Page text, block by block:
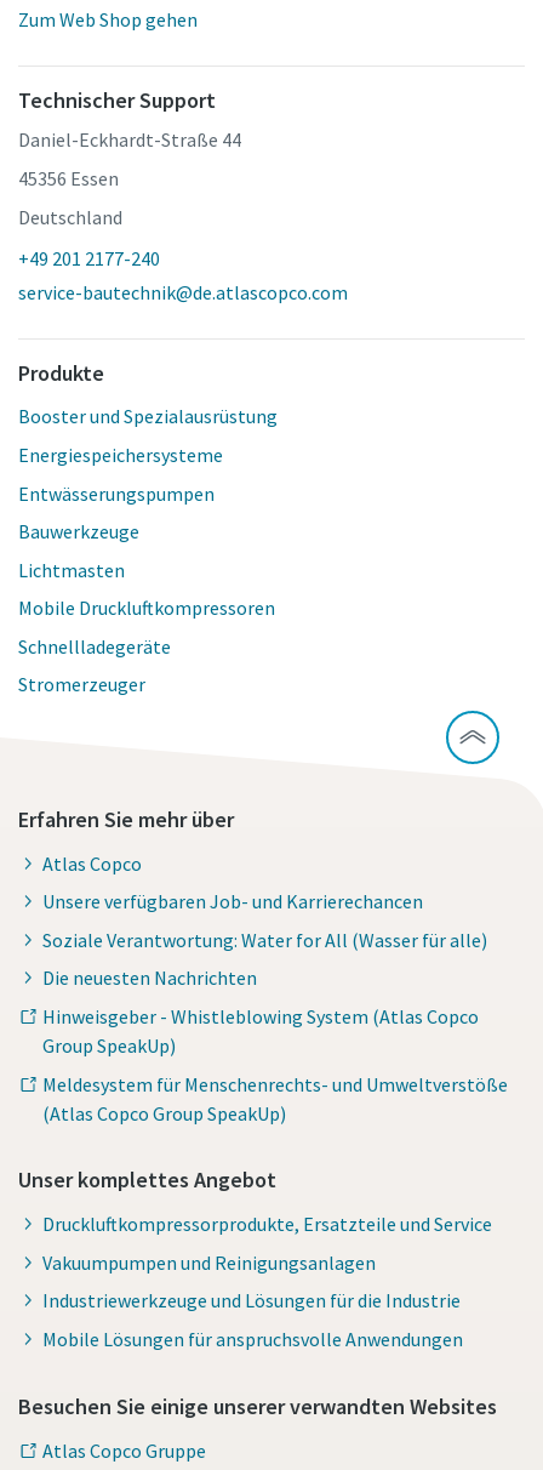
Zum Web Shop gehen
Technischer Support
Daniel-Eckhardt-Straße 44
45356 Essen
Deutschland
+49 201 2177-240
service-bautechnik@de.atlascopco.com
Produkte
Booster und Spezialausrüstung
Energiespeichersysteme
Entwässerungspumpen
Bauwerkzeuge
Lichtmasten
Mobile Druckluftkompressoren
Schnellladegeräte
Stromerzeuger
Erfahren Sie mehr über
Atlas Copco
Unsere verfügbaren Job- und Karrierechancen
Soziale Verantwortung: Water for All (Wasser für alle)
Die neuesten Nachrichten
Hinweisgeber - Whistleblowing System (Atlas Copco
Group SpeakUp)
Meldesystem für Menschenrechts- und Umweltverstöße
(Atlas Copco Group SpeakUp)
Unser komplettes Angebot
Druckluftkompressorprodukte, Ersatzteile und Service
Vakuumpumpen und Reinigungsanlagen
Industriewerkzeuge und Lösungen für die Industrie
Mobile Lösungen für anspruchsvolle Anwendungen
Besuchen Sie einige unserer verwandten Websites
Atlas Copco Gruppe